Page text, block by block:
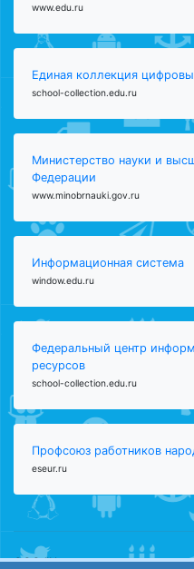
www.edu.ru
Единая коллекция
school-collection.edu.ru
Министерство науки и
Федерации
www.minobrnauki.gov.ru
Информационная система
window.edu.ru
Федеральный центр
ресурсов
school-collection.edu.ru
Профсоюз работников
eseur.ru
ООО "Центр